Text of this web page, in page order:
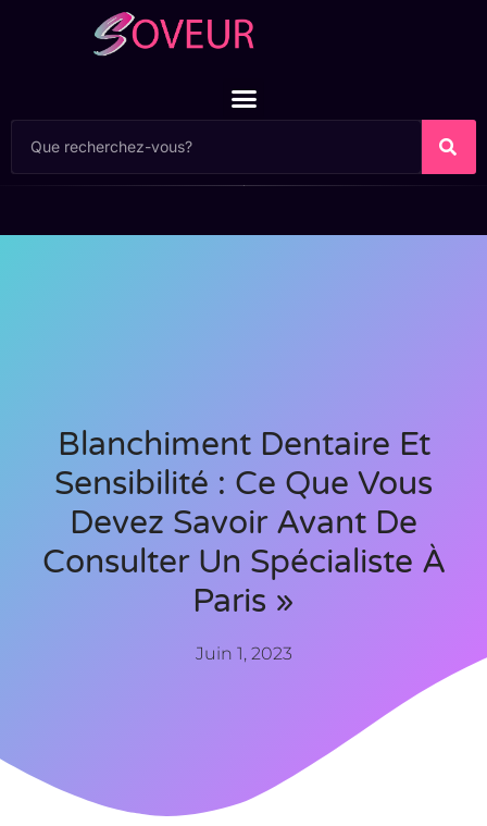
Blanchiment Dentaire Et
Sensibilité : Ce Que Vous
Devez Savoir Avant De
Consulter Un Spécialiste À
Paris »
Juin 1, 2023